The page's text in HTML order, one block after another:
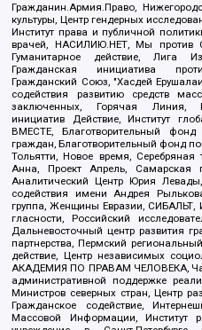
Гражданин.Армия.Право,
культуры, Центр гендерных
Институт права и публичной
врачей, НАСИЛИЮ.НЕТ, Мы против
Гуманитарное действие, Лига
Гражданская инициатива
Гражданский Союз, "Хасдей
содействия развитию средств
заключенных, Горячая Линия,
инициатив Действие, Институт
ВМЕСТЕ, Благотворительный
граждан, Благотворительный фонд
Тольятти, Новое время, Серебряная
Анна, Проект Апрель, Самарская
Аналитический Центр Юрия
содействия имени Андрея
группа, Женщины Евразии, СИБАЛЬТ,
гласности, Российский
Дальневосточный центр развития
партнерства, Пермский
действие, Центр независимых
АКАДЕМИЯ ПО ПРАВАМ ЧЕЛОВЕКА,
административной поддержке
Министров северных стран, Центр
Гражданское содействие,
Массовой Информации, Институт